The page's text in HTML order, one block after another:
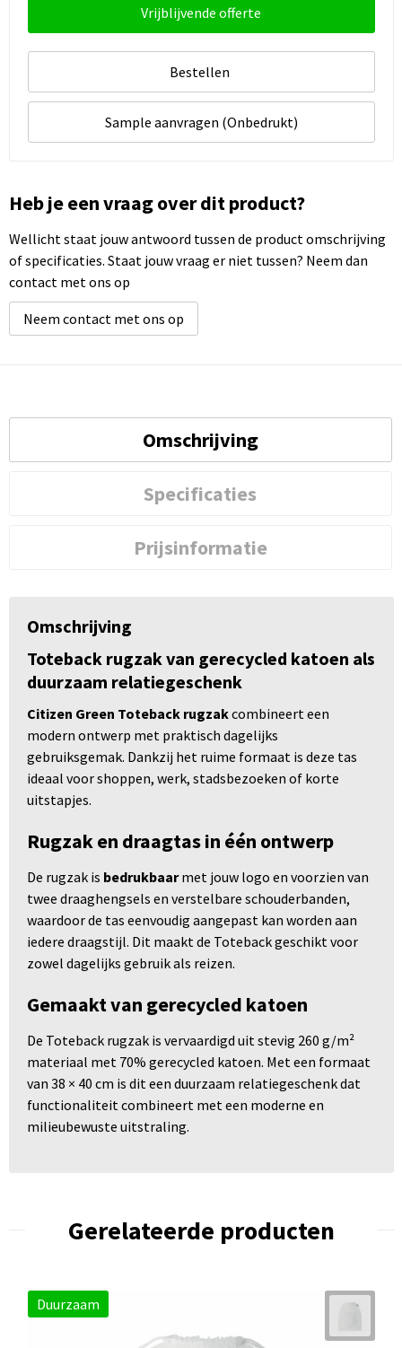
Vrijblijvende offerte
Bestellen
Sample aanvragen (Onbedrukt)
Heb je een vraag over dit product?
Wellicht staat jouw antwoord tussen de product omschrijving
of specificaties. Staat jouw vraag er niet tussen? Neem dan
contact met ons op
Neem contact met ons op
Omschrijving
Specificaties
Prijsinformatie
Omschrijving
Toteback rugzak van gerecycled katoen als
duurzaam relatiegeschenk
Citizen Green Toteback rugzakcombineert een
modern ontwerp met praktisch dagelijks
gebruiksgemak. Dankzij het ruime formaat is deze tas
ideaal voor shoppen, werk, stadsbezoeken of korte
uitstapjes.
Rugzak en draagtas in één ontwerp
De rugzak is bedrukbaarmet jouw logo en voorzien van
twee draaghengsels en verstelbare schouderbanden,
waardoor de tas eenvoudig aangepast kan worden aan
iedere draagstijl. Dit maakt de Toteback geschikt voor
zowel dagelijks gebruik als reizen.
Gemaakt van gerecycled katoen
De Toteback rugzak is vervaardigd uit stevig 260 g/m²
materiaal met 70% gerecycled katoen. Met een formaat
van 38 × 40 cm is dit een duurzaam relatiegeschenk dat
functionaliteit combineert met een moderne en
milieubewuste uitstraling.
Gerelateerde producten
Duurzaam